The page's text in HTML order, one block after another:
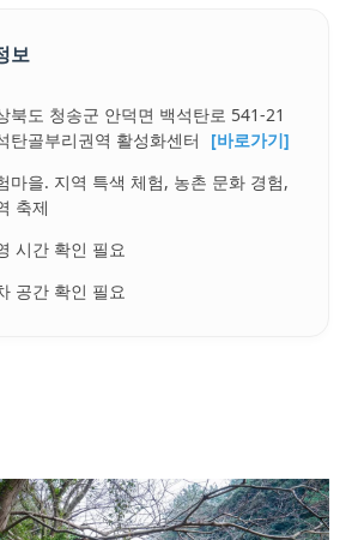
보
북도 청송군 안덕면 백석탄로 541-21
탄골부리권역 활성화센터
[바로가기]
마을. 지역 특색 체험, 농촌 문화 경험,
축제
시간 확인 필요
공간 확인 필요